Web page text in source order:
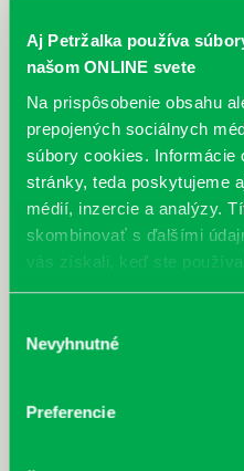
Aj Petržalka používa
našom ONLINE svete
Na prispôsobenie obsahu
prepojených sociálnych
súbory cookies. Informácie
stránky, teda poskytujeme
médií, inzercie a analýzy.
skombinovať s ďalšími
vás získali, keď ste
súhlasu
Nevyhnutné
Preferencie
kedysi dôležitý – mal svoje
náhodný: drevo v sebe nesie vrstvy,
Pobočky
23.12.2025 do
Každý deň |Furdekova 1,Haanova 37 ,
Rovniankova 3,Turnianska 10,
27
Biblioboxy a
Každý deň